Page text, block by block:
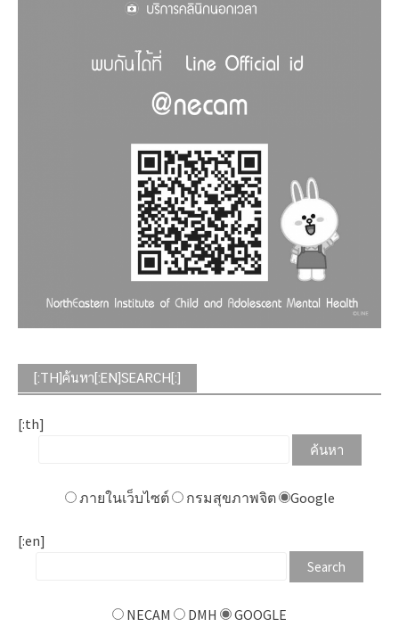
[:TH]ค้นหา[:EN]SEARCH[:]
[:th]
ภายในเว็บไซต์ กรมสุขภาพจิต Google
[:en]
NECAM DMH GOOGLE